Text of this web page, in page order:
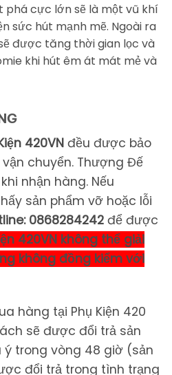
phá cực lớn sẽ là một vũ khí
sức hút mạnh mẽ. Ngoài ra
được tăng thời gian lọc và
khi hút êm át mát mẻ và
420VN đều được bảo
chuyển. Thượng Đế
nhận hàng. Nếu
sản phẩm vỡ hoặc lỗi
0868284242 để được
420VN không thể giải
không đồng kiểm với
hàng tại Phụ Kiện 420
sẽ được đổi trả sản
ý trong vòng 48 giờ (sản
đổi trả trong tình trạng